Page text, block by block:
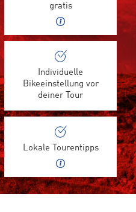
gratis
Individuelle
Bikeeinstellung vor
deiner Tour
Lokale Tourentipps